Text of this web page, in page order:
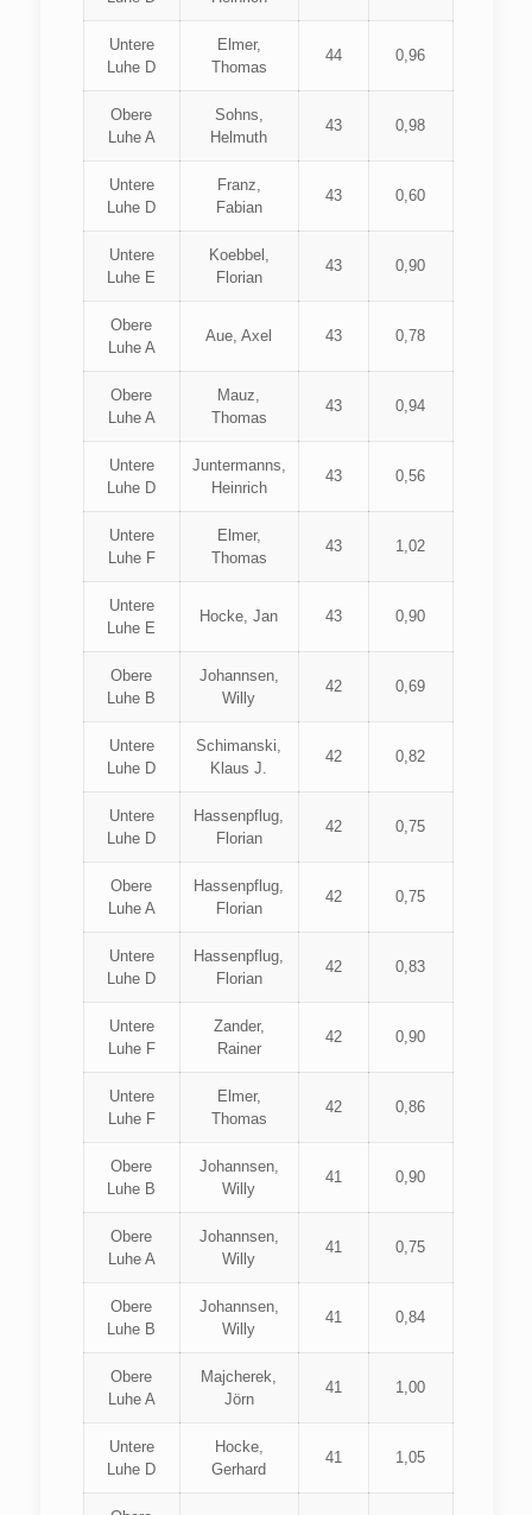
Untere
Luhe D
Elmer,
Thomas
44 0,96
Obere
Luhe A
Sohns,
Helmuth
43 0,98
Untere
Luhe D
Franz,
Fabian
43 0,60
Untere
Luhe E
Koebbel,
Florian
43 0,90
Obere
Luhe A
Aue, Axel 43 0,78
Obere
Luhe A
Mauz,
Thomas
43 0,94
Untere
Luhe D
Juntermanns,
Heinrich
43 0,56
Untere
Luhe F
Elmer,
Thomas
43 1,02
Untere
Luhe E
Hocke, Jan 43 0,90
Obere
Luhe B
Johannsen,
Willy
42 0,69
Untere
Luhe D
Schimanski,
Klaus J.
42 0,82
Untere
Luhe D
Hassenpflug,
Florian
42 0,75
Obere
Luhe A
Hassenpflug,
Florian
42 0,75
Untere
Luhe D
Hassenpflug,
Florian
42 0,83
Untere
Luhe F
Zander,
Rainer
42 0,90
Untere
Luhe F
Elmer,
Thomas
42 0,86
Obere
Luhe B
Johannsen,
Willy
41 0,90
Obere
Luhe A
Johannsen,
Willy
41 0,75
Obere
Luhe B
Johannsen,
Willy
41 0,84
Obere
Luhe A
Majcherek,
Jörn
41 1,00
Untere
Luhe D
Hocke,
Gerhard
41 1,05